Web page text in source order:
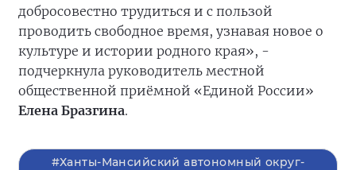
добросовестно трудиться и с пользой
проводить свободное время, узнавая новое о
культуре и истории родного края», -
подчеркнула руководитель местной
общественной приёмной «Единой России»
Елена Бразгина.
#Ханты-Мансийский автономный округ-